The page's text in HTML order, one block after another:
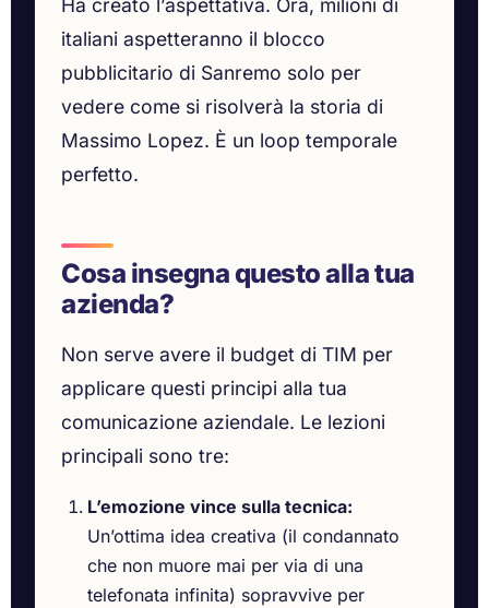
Ha creato l’aspettativa. Ora, milioni di
italiani aspetteranno il blocco
pubblicitario di Sanremo solo per
vedere come si risolverà la storia di
Massimo Lopez. È un loop temporale
perfetto.
Cosa insegna questo alla tua
azienda?
Non serve avere il budget di TIM per
applicare questi principi alla tua
comunicazione aziendale. Le lezioni
principali sono tre:
L’emozione vince sulla tecnica:
Un’ottima idea creativa (il condannato
che non muore mai per via di una
telefonata infinita) sopravvive per